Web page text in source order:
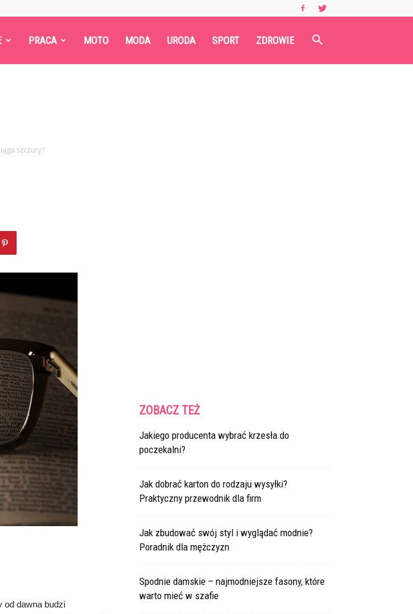
PRACA MOTO MODA URODA SPORT ZDROWIE
szczury?
od dawna budzi
ZOBACZ TEŻ
Jakiego producenta wybrać krzesła do
poczekalni?
Jak dobrać karton do rodzaju wysyłki?
Praktyczny przewodnik dla firm
Jak zbudować swój styl i wyglądać modnie?
Poradnik dla mężczyzn
Spodnie damskie – najmodniejsze fasony, które
warto mieć w szafie